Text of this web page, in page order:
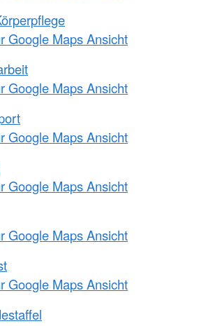
Google Maps Ansicht
Google Maps Ansicht
Google Maps Ansicht
Google Maps Ansicht
Google Maps Ansicht
Google Maps Ansicht